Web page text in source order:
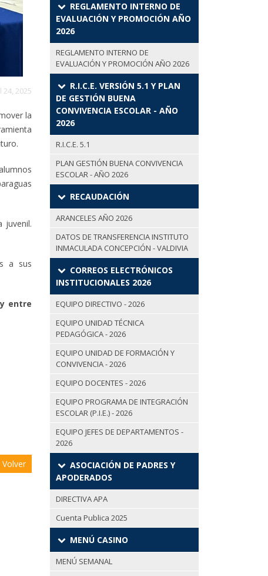
24, 2025
la
juvenil.
a sus
entre
Volver
REGLAMENTO INTERNO DE
EVALUACIÓN Y PROMOCIÓN AÑO
2026
REGLAMENTO INTERNO DE
EVALUACIÓN Y PROMOCIÓN AÑO 2026
R.I.C.E. VERSIÓN 5.1 Y PLAN
DE GESTIÓN BUENA
CONVIVENCIA ESCOLAR - AÑO
2026
R.I.C.E. 5.1
PLAN GESTIÓN BUENA CONVIVENCIA
ESCOLAR - AÑO 2026
RECAUDACIÓN
ARANCELES AÑO 2026
DATOS DE TRANSFERENCIA INSTITUTO
INMACULADA CONCEPCIÓN - VALDIVIA
CORREOS ELECTRÓNICOS
INSTITUCIONALES 2026
EQUIPO DIRECTIVO - 2026
EQUIPO UNIDAD TÉCNICA
PEDAGÓGICA - 2026
EQUIPO UNIDAD DE FORMACIÓN Y
CONVIVENCIA - 2026
EQUIPO DOCENTES - 2026
EQUIPO PROGRAMA DE INTEGRACIÓN
ESCOLAR (P.I.E.) - 2026
EQUIPO JEFES DE DEPARTAMENTOS -
2026
ASOCIACIÓN DE PADRES Y
APODERADOS
DIRECTIVA APA
Cuenta Publica 2025
MENÚ CASINO
MENÚ SEMANAL